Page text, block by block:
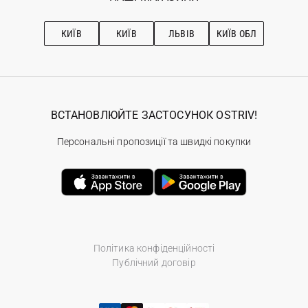
Рекомендації з догляду
КИЇВ КИЇВ ЛЬВІВ КИЇВ ОБЛ
Політика конфіденційності
Публічний договір
ВСТАНОВЛЮЙТЕ ЗАСТОСУНОК OSTRIV!
Персональні пропозиції та швидкі покупки